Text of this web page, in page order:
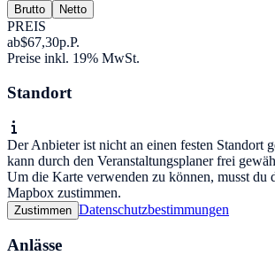
Brutto Netto
PREIS
ab$67,30p.P.
Preise inkl. 19% MwSt.
Standort
Der Anbieter ist nicht an einen festen Standort
kann durch den Veranstaltungsplaner frei
Um die Karte verwenden zu können, musst du
Mapbox zustimmen.
Zustimmen Datenschutzbestimmungen
Anlässe